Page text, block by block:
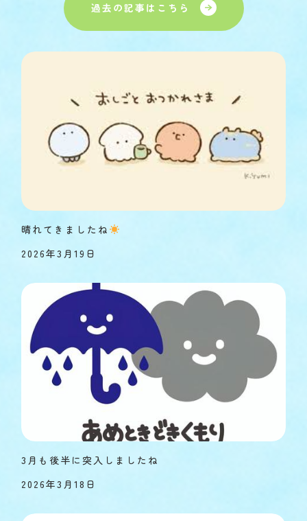
過去の記事はこちら
晴れてきましたね
2026年3月19日
3月も後半に突入しましたね
2026年3月18日